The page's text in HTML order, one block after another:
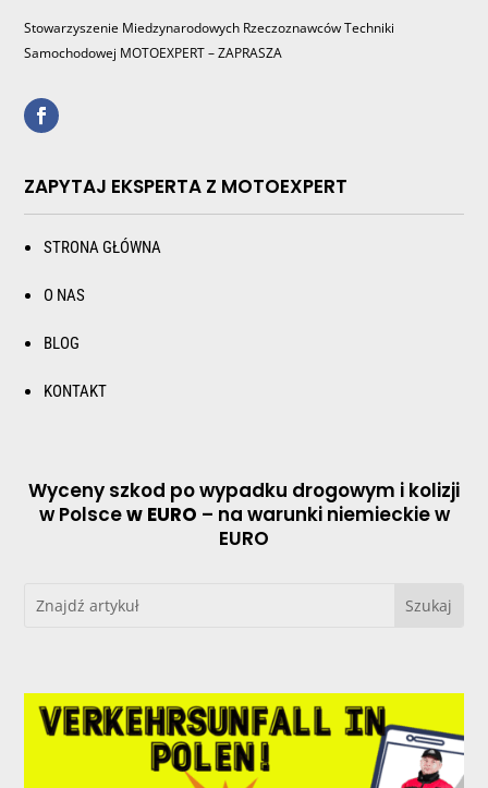
Stowarzyszenie Miedzynarodowych Rzeczoznawców Techniki
Samochodowej MOTOEXPERT – ZAPRASZA
ZAPYTAJ EKSPERTA Z MOTOEXPERT
STRONA GŁÓWNA
O NAS
BLOG
KONTAKT
Wyceny szkod po wypadku drogowym i kolizji
w Polscew EURO – na warunki niemieckie w
EURO